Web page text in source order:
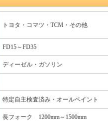
トヨタ・コマツ・TCM・その他
FD15～FD35
ディーゼル・ガソリン
特定自主検査済み・オールペイント
長フォーク 1200mm～1500mm